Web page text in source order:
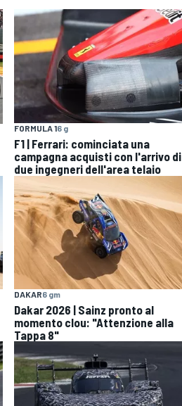
FORMULA 16 g
F1 | Ferrari: cominciata una
campagna acquisti con l'arrivo di
due ingegneri dell'area telaio
DAKAR6 gm
Dakar 2026 | Sainz pronto al
momento clou: "Attenzione alla
Tappa 8"